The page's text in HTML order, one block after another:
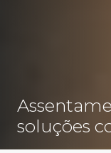
soluções